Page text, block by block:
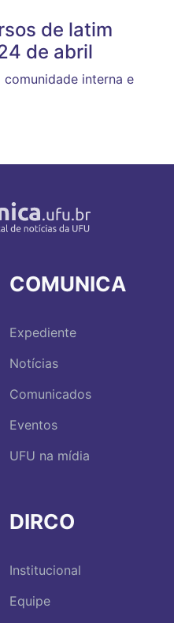
de latim
de abril
comunidade interna e
COMUNICA
Expediente
Notícias
Comunicados
Eventos
UFU na mídia
DIRCO
Institucional
Equipe